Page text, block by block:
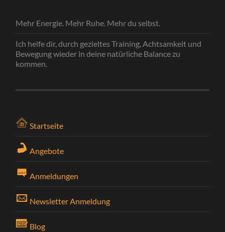
Mehr Energie. Mehr Ruhe. Mehr du selbst.
Ich helfe dir, durch gezieltes Training, Achtsamkeit und
Bewegung wieder in deine natürliche Balance zu
kommen.
Startseite
Angebote
Anmeldungen
Newsletter Anmeldung
Blog